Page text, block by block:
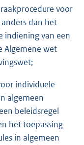
voor
dan het
indiening van een
Algemene wet
individuele
algemeen
beleidsregel
het toepassing
in algemeen